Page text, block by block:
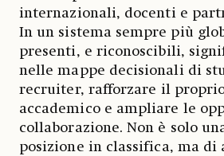
internazionali, docenti e
In un sistema sempre più
presenti, e riconoscibili,
nelle mappe decisionali di
recruiter, rafforzare il
accademico e ampliare le
collaborazione. Non è solo
posizione in classifica, ma di